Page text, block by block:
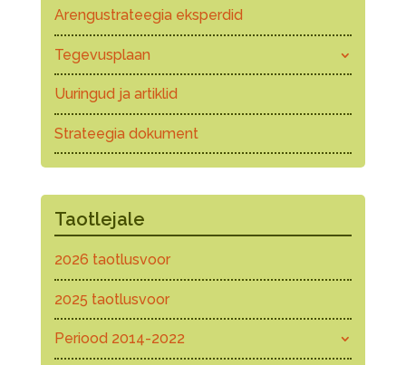
Arengustrateegia eksperdid
Tegevusplaan
Uuringud ja artiklid
Strateegia dokument
Taotlejale
2026 taotlusvoor
2025 taotlusvoor
Periood 2014-2022